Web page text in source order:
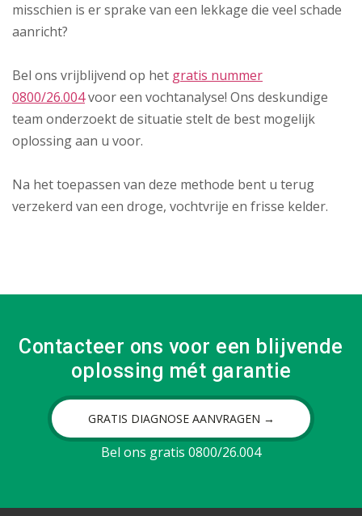
misschien is er sprake van een lekkage die veel schade
aanricht?
Bel ons vrijblijvend op het gratis nummer
0800/26.004voor een vochtanalyse! Ons deskundige
team onderzoekt de situatie stelt de best mogelijk
oplossing aan u voor.
Na het toepassen van deze methode bent u terug
verzekerd van een droge, vochtvrije en frisse kelder.
Contacteer ons voor een blijvende
oplossing mét garantie
GRATIS DIAGNOSE AANVRAGEN →
Bel ons gratis 0800/26.004